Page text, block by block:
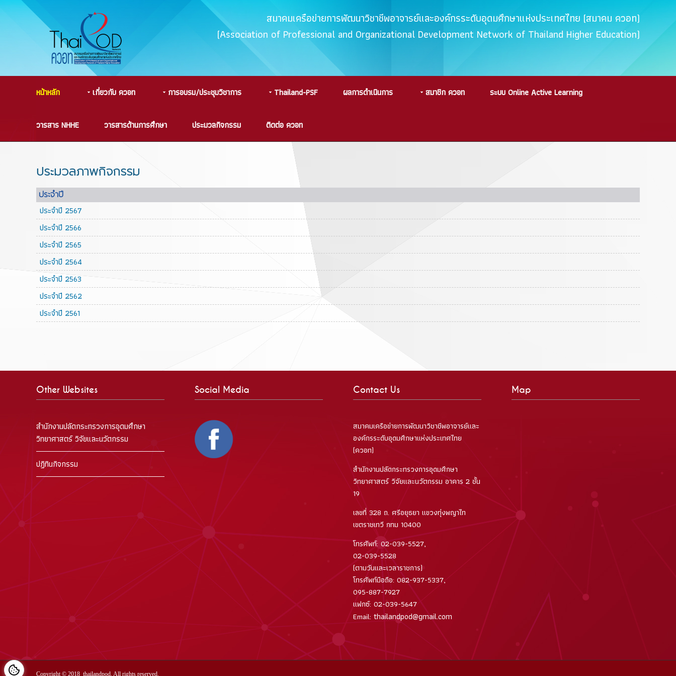
สมาคมเครือข่ายการพัฒนาวิชาชีพอาจารย์และองค์กรระดับอุดมศึกษาแห่งประเทศไทย (สมาคม ควอท)
(Association of Professional and Organizational Development Network of Thailand Higher Education)
หน้าหลัก เกี่ยวกับ ควอท การอบรม/ประชุมวิชาการ Thailand-PSF ผลการดำเนินการ สมาชิก ควอท ระบบ Online Active Learning
วารสาร NHHE วารสารด้านการศึกษา ประมวลกิจกรรม ติดต่อ ควอท
ประมวลภาพกิจกรรม
ประจำปี
ประจำปี 2567
ประจำปี 2566
ประจำปี 2565
ประจำปี 2564
ประจำปี 2563
ประจำปี 2562
ประจำปี 2561
Other Websites
สำนักงานปลัดกระทรวงการอุดมศึกษา
วิทยาศาสตร์ วิจัยและนวัตกรรม
ปฏิทินกิจกรรม
Social Media Contact Us
สมาคมเครือข่ายการพัฒนาวิชาชีพอาจารย์และ
องค์กรระดับอุดมศึกษาแห่งประเทศไทย
(ควอท)
สำนักงานปลัดกระทรวงการอุดมศึกษา
วิทยาศาสตร์ วิจัยและนวัตกรรม อาคาร 2 ชั้น
19
เลขที่ 328 ถ. ศรีอยุธยา แขวงทุ่งพญาไท
เขตราชเทวี กทม 10400
โทรศัพท์: 02-039-5527,
02-039-5528
(ตามวันและเวลาราชการ)
โทรศัพท์มือถือ: 082-937-5337,
095-887-7927
แฟกซ์: 02-039-5647
Email: thailandpod@gmail.com
Map
Copyright © 2018 thailandpod. All rights reserved.